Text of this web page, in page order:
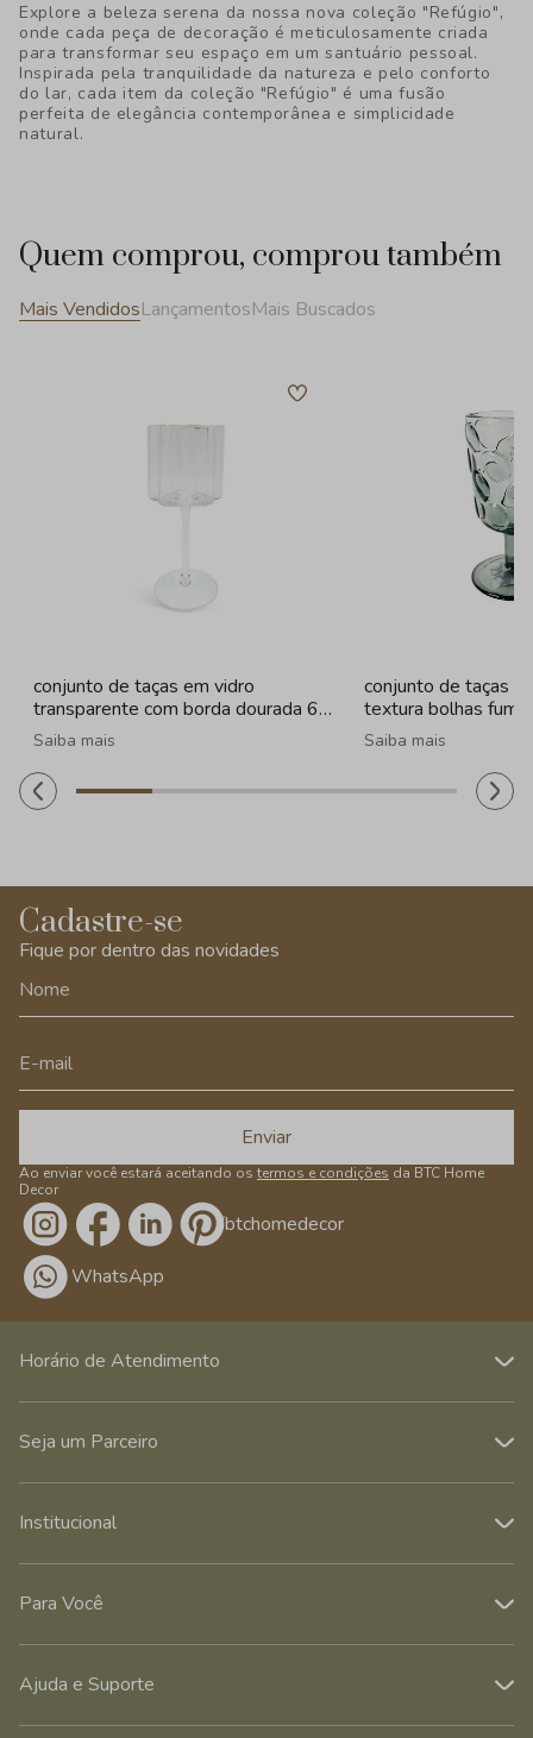
Explore a beleza serena da nossa nova coleção "Refúgio",
onde cada peça de decoração é meticulosamente criada
para transformar seu espaço em um santuário pessoal.
Inspirada pela tranquilidade da natureza e pelo conforto
do lar, cada item da coleção "Refúgio" é uma fusão
perfeita de elegância contemporânea e simplicidade
natural.
Quem comprou, comprou também
Mais VendidosLançamentosMais Buscados
conjunto de taças em vidro
transparente com borda dourada 6
peças - 330ml
Saiba mais
conjunto de taças
textura bolhas
260ml
Saiba mais
Cadastre-se
Fique por dentro das novidades
Enviar
Ao enviar você estará aceitando os termos e condições da BTC Home
Decor
/btchomedecor
WhatsApp
Horário de Atendimento
Seja um Parceiro
Institucional
Para Você
Ajuda e Suporte